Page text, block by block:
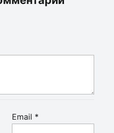
Email *